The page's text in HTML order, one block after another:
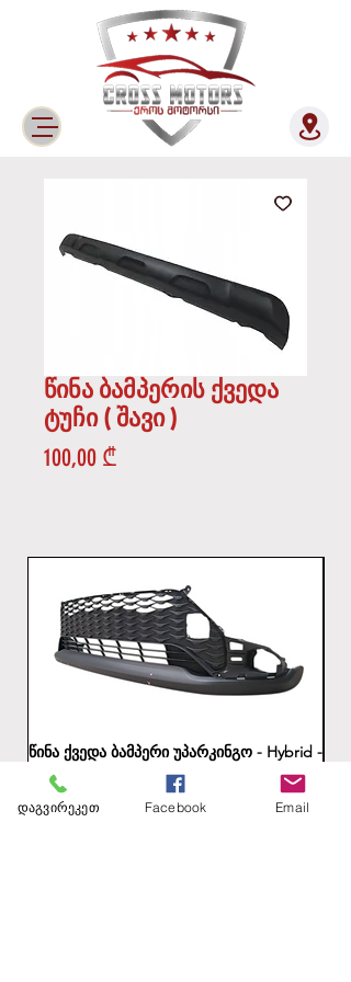
წინა ბამპერის ქვედა
ტუჩი ( შავი )
100,00 ₾
წინა ქვედა ბამპერი უპარკინგო - Hybrid -
გზაშია
Price
1,00 ₾
დაგვირეკეთ Facebook Email